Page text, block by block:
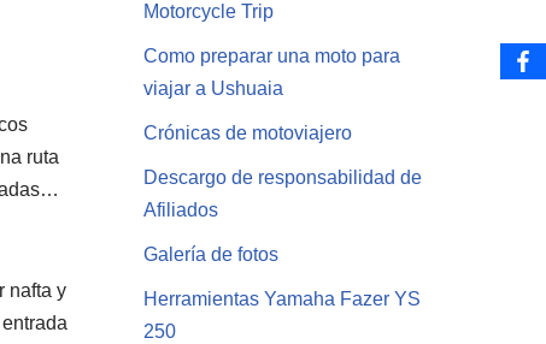
ruta
nafta y
Motorcycle Trip
Como preparar una moto para
viajar a Ushuaia
Crónicas de motoviajero
Descargo de responsabilidad de
Afiliados
Galería de fotos
Herramientas Yamaha Fazer YS
250